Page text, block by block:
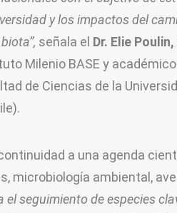
y los impactos del
señala el Dr. Elie Poulin,
Milenio BASE y
de Ciencias de la
a una agenda
microbiología ambiental,
el seguimiento de especies